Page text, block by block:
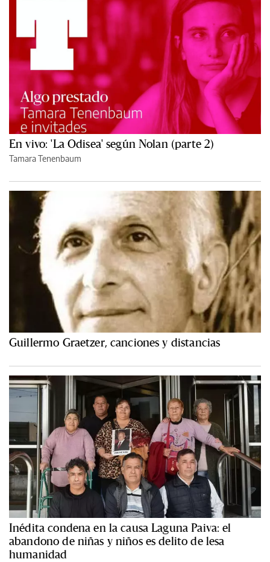
En vivo: 'La Odisea' según Nolan (parte 2)
Tamara Tenenbaum
Guillermo Graetzer, canciones y distancias
Inédita condena en la causa Laguna Paiva: el
abandono de niñas y niños es delito de lesa
humanidad